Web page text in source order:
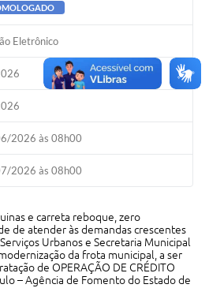
Eletrônico
2026 às 08h00
2026 às 08h00
e carreta reboque, zero
de atender às demandas crescentes
Urbanos e Secretaria Municipal
da frota municipal, a ser
de OPERAÇÃO DE CRÉDITO
– Agência de Fomento do Estado de